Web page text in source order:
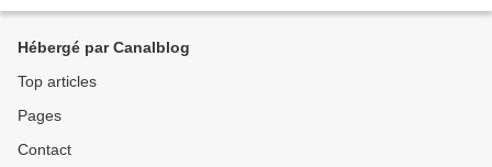
Hébergé par Canalblog
Top articles
Pages
Contact